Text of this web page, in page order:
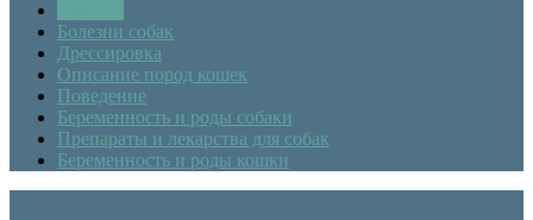
Болезни собак
Дрессировка
Описание пород кошек
Поведение
Беременность и роды собаки
Препараты и лекарства для собак
Беременность и роды кошки